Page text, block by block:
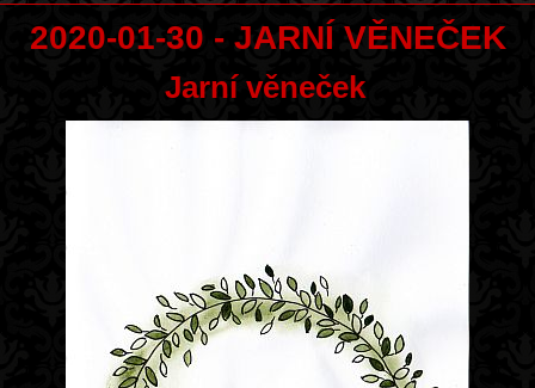
2020-01-30 - JARNÍ VĚNEČEK
Jarní věneček